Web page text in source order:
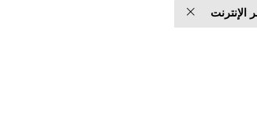
الإنترنت